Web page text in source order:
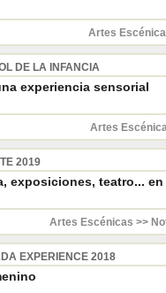
Artes
DE LA INFANCIA
experiencia sensorial
Artes
2019
exposiciones, teatro...
Artes Escénicas >>
EXPERIENCE 2018